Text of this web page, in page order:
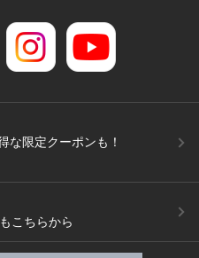
な限定クーポンも！
こちらから